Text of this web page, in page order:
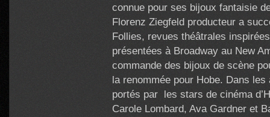
connue pour ses bijoux fantaisie
Florenz Ziegfeld producteur a
Follies, revues théâtrales
présentées à Broadway au New
commande des bijoux de scène
la renommée pour Hobe. Dans
portés par les stars de cinéma
Carole Lombard, Ava Gardner et